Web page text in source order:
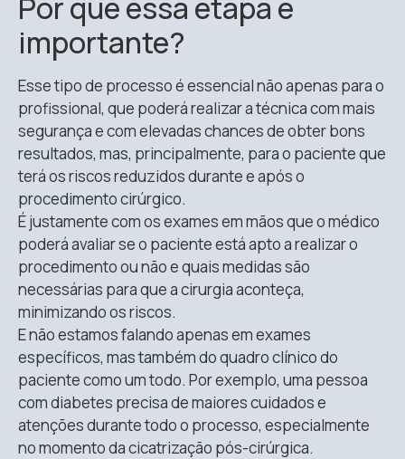
importante?
Esse tipo de processo é essencial não apenas para o
profissional, que poderá realizar a técnica com mais
segurança e com elevadas chances de obter bons
resultados, mas, principalmente, para o paciente que
terá os riscos reduzidos durante e após o
procedimento cirúrgico.
É justamente com os exames em mãos que o médico
poderá avaliar se o paciente está apto a realizar o
procedimento ou não e quais medidas são
necessárias para que a cirurgia aconteça,
minimizando os riscos.
E não estamos falando apenas em exames
específicos, mas também do quadro clínico do
paciente como um todo. Por exemplo, uma pessoa
com diabetes precisa de maiores cuidados e
atenções durante todo o processo, especialmente
no momento da cicatrização pós-cirúrgica.